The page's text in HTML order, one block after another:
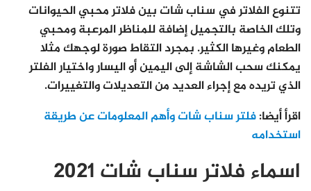
تتنوع الفلاتر في سناب شات بين فلاتر محبي الحيوانات
وتلك الخاصة بالتجميل إضافة للمناظر المرعبة ومحبي
الطعام وغيرها الكثير. بمجرد التقاط صورة لوجهك مثلا
يمكنك سحب الشاشة إلى اليمين أو اليسار واختيار الفلتر
الذي تريده مع إجراء العديد من التعديلات والتغييرات.
اقرأ أيضا:فلتر سناب شات وأهم المعلومات عن طريقة
استخدامه
اسماء فلاتر سناب شات 2021